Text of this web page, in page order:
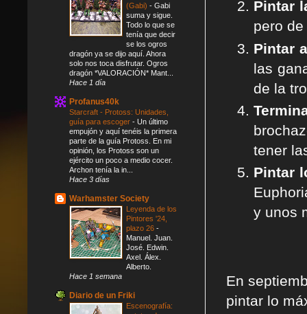
Pintar
pero
Pintar
las
de la
tener
Pintar
y unos
En
pintar lo
(Gabi) - Gabi
suma y sigue.
Todo lo que se
tenía que decir
se los ogros
dragón ya se dijo aquí. Ahora
solo nos toca disfrutar. Ogros
dragón *VALORACIÓN* Mant...
Hace 1 día
Profanus40k
Starcraft - Protoss: Unidades,
guía para escoger - Un último
empujón y aquí tenéis la primera
parte de la guía Protoss. En mi
opinión, los Protoss son un
ejército un poco a medio cocer.
Archon tenía la in...
Hace 3 días
Warhamster Society
Leyenda de los
Pintores '24,
plazo 26 -
Manuel. Juan.
José. Edwin.
Axel. Álex.
Alberto.
Hace 1 semana
Diario de un Friki
Escenografía: